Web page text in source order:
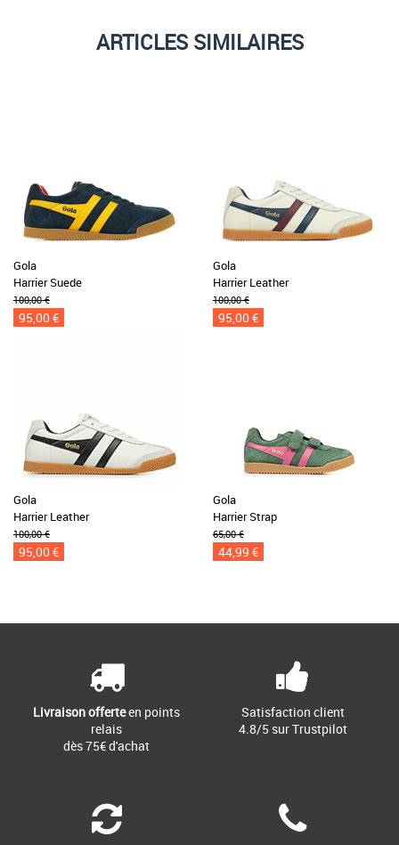
ARTICLES SIMILAIRES
Gola
Harrier Suede
100,00 €
95,00 €
Gola
Harrier Leather
100,00 €
95,00 €
Gola
Harrier Leather
100,00 €
95,00 €
Gola
Harrier Strap
65,00 €
44,99 €
Livraison offerteen points
relais
dès 75€ d'achat
Satisfaction client
4.8/5 sur Trustpilot